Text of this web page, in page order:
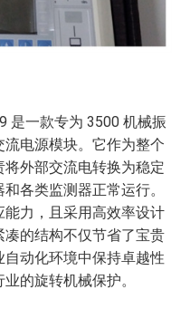
是一款专为 3500 机械振
电源模块。它作为整个
外部交流电转换为稳定
各类监测器正常运行。
力，且采用高效率设计
的结构不仅节省了宝贵
动化环境中保持卓越性
的旋转机械保护。